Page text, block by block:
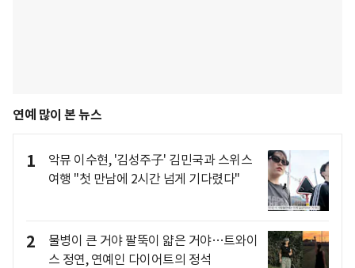
연예 많이 본 뉴스
1
악뮤 이수현, '김성주子' 김민국과 스위스
여행 "첫 만남에 2시간 넘게 기다렸다"
2
물병이 큰 거야 팔뚝이 얇은 거야…트와이
스 정연, 연예인 다이어트의 정석